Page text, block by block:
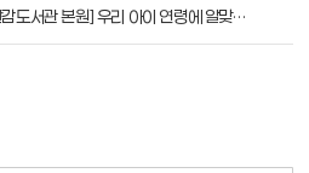
[대전어린이장난감도서관 본원] 우리 아이 연령에 알맞은 장난감은 무엇이 있을까요? (36개월 이상)